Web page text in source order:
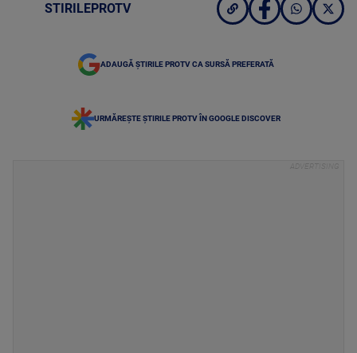
STIRILEPROTV
ADAUGĂ ȘTIRILE PROTV CA SURSĂ PREFERATĂ
URMĂREȘTE ȘTIRILE PROTV ÎN GOOGLE DISCOVER